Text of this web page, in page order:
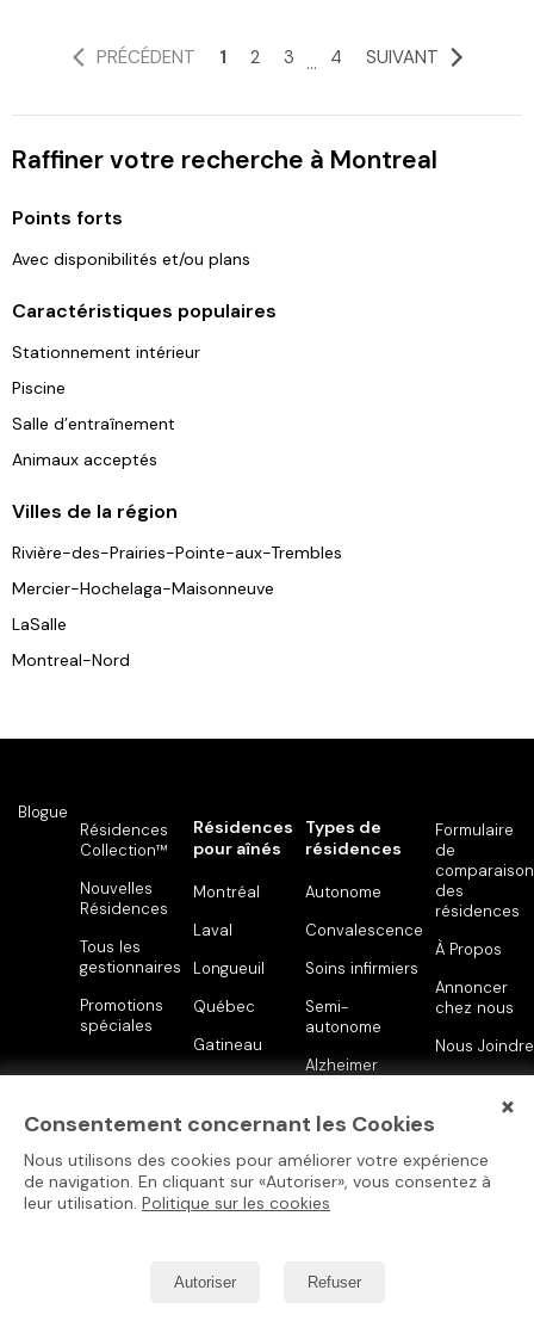
PRÉCÉDENT 1 2 3 ... 4 SUIVANT
Raffiner votre recherche à Montreal
Points forts
Avec disponibilités et/ou plans
Caractéristiques populaires
Stationnement intérieur
Piscine
Salle d’entraînement
Animaux acceptés
Villes de la région
Rivière-des-Prairies-Pointe-aux-Trembles
Mercier-Hochelaga-Maisonneuve
LaSalle
Montreal-Nord
×
Consentement concernant les Cookies
Nous utilisons des cookies pour améliorer votre expérience
de navigation. En cliquant sur «Autoriser», vous consentez à
leur utilisation. Politique sur les cookies
Autoriser Refuser
Blogue
Résidences
Collection™
Nouvelles
Résidences
Tous les
gestionnaires
Promotions
spéciales
Résidences
pour aînés
Montréal
Laval
Longueuil
Québec
Gatineau
Types de
résidences
Autonome
Convalescence
Soins infirmiers
Semi-
autonome
Alzheimer
Formulaire
de
comparaison
des
résidences
À Propos
Annoncer
chez nous
Nous Joindre